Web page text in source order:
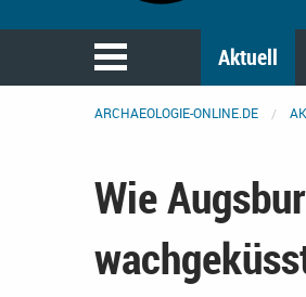
Aktuell
ARCHAEOLOGIE-ONLINE.DE
Wie